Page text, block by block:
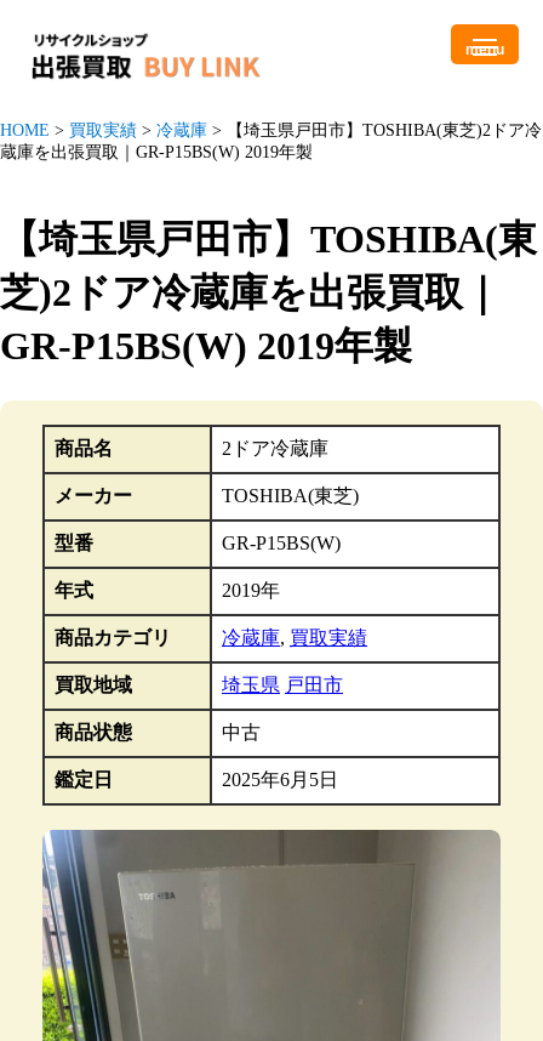
menu
HOME > 買取実績 > 冷蔵庫 >
【埼玉県戸田市】TOSHIBA(東芝)2ドア冷
蔵庫を出張買取｜GR-P15BS(W) 2019年製
【埼玉県戸田市】TOSHIBA(東
芝)2ドア冷蔵庫を出張買取｜
GR-P15BS(W) 2019年製
商品名 2ドア冷蔵庫
メーカー TOSHIBA(東芝)
型番 GR-P15BS(W)
年式 2019年
商品カテゴリ 冷蔵庫, 買取実績
買取地域 埼玉県 戸田市
商品状態 中古
鑑定日 2025年6月5日